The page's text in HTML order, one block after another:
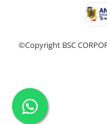
©Copyright BSC